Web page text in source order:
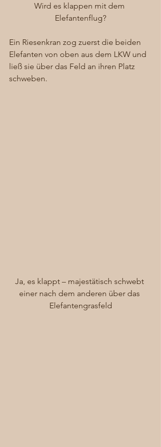
Wird es klappen mit dem
Elefantenflug?
Ein Riesenkran zog zuerst die beiden
Elefanten von oben aus dem LKW und
ließ sie über das Feld an ihren Platz
schweben.
Ja, es klappt – majestätisch schwebt
einer nach dem anderen über das
Elefantengrasfeld